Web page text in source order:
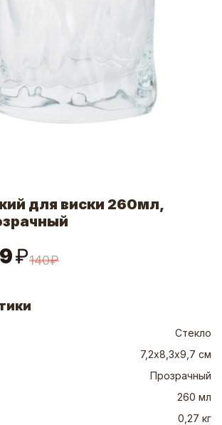
для виски 260мл,
₽140₽
Стекло
7,2х8,3х9,7 см
Прозрачный
260 мл
0,27 кг